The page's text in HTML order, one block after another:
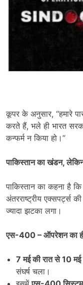
कूपर के अनुसार, “हमारे
करते हैं, भले ही भारत
कन्फर्म न किया हो।”
पाकिस्तान का खंडन,
पाकिस्तान का कहना है
अंतरराष्ट्रीय एक्सपर्ट्स
ज्यादा झटका लगा।
एस-400 – ऑपरेशन का
7 मई की रात से 10
संघर्ष चला।